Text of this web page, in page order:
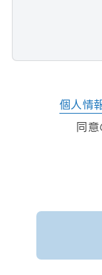
個人情
同